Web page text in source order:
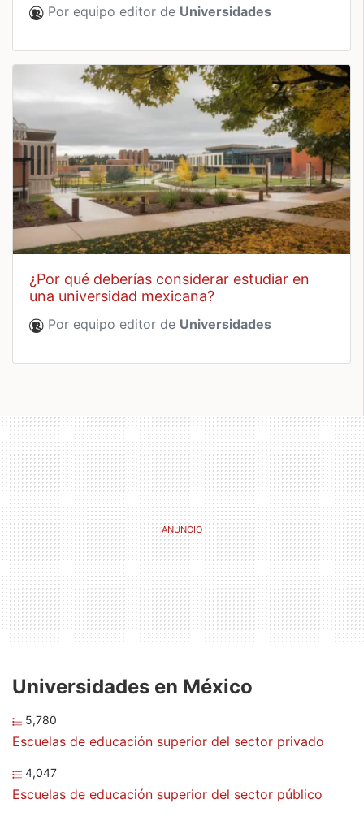
Por equipo editor de Universidades
¿por qué deberías considerar estudiar en
una universidad mexicana?
Por equipo editor de Universidades
Universidades en México
5,780
Escuelas de educación superior del sector privado
4,047
Escuelas de educación superior del sector público